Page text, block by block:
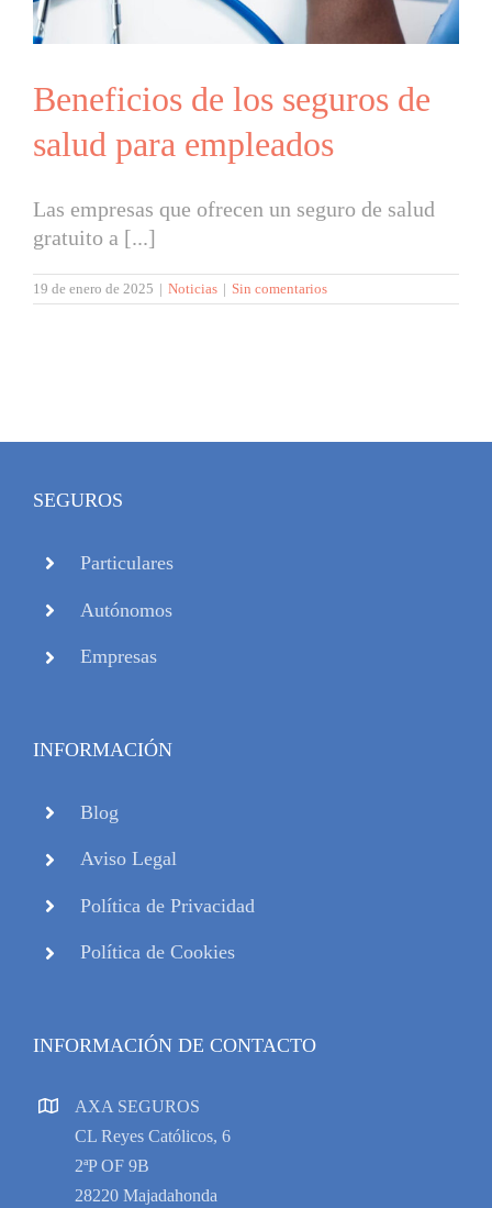
Beneficios de los seguros de
salud para empleados
Las empresas que ofrecen un seguro de salud
gratuito a [...]
19 de enero de 2025 | Noticias | Sin comentarios
SEGUROS
Particulares
Autónomos
Empresas
INFORMACIÓN
Blog
Aviso Legal
Política de Privacidad
Política de Cookies
INFORMACIÓN DE CONTACTO
AXA SEGUROS
CL Reyes Católicos, 6
2ªP OF 9B
28220 Majadahonda